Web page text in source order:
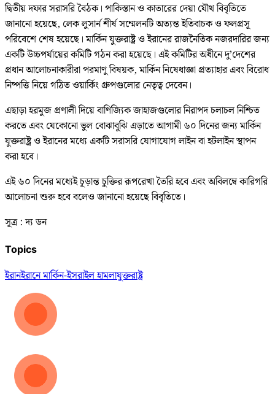
দ্বিতীয় দফার সরাসরি বৈঠক। পাকিস্তান ও কাতারের দেয়া যৌথ বিবৃতিতে
জানানো হয়েছে, লেক লুসার্ন শীর্ষ সম্মেলনটি অত্যন্ত ইতিবাচক ও ফলপ্রসূ
পরিবেশে শেষ হয়েছে। মার্কিন যুক্তরাষ্ট্র ও ইরানের রাজনৈতিক নজরদারির জন্য
একটি উচ্চপর্যায়ের কমিটি গঠন করা হয়েছে। এই কমিটির অধীনে দু’দেশের
প্রধান আলোচনাকারীরা পরমাণু বিষয়ক, মার্কিন নিষেধাজ্ঞা প্রত্যাহার এবং বিরোধ
নিষ্পত্তি নিয়ে গঠিত ওয়ার্কিং গ্রুপগুলোর নেতৃত্ব দেবেন।
এছাড়া হরমুজ প্রণালী দিয়ে বাণিজ্যিক জাহাজগুলোর নিরাপদ চলাচল নিশ্চিত
করতে এবং যেকোনো ভুল বোঝাবুঝি এড়াতে আগামী ৬০ দিনের জন্য মার্কিন
যুক্তরাষ্ট্র ও ইরানের মধ্যে একটি সরাসরি যোগাযোগ লাইন বা হটলাইন স্থাপন
করা হবে।
এই ৬০ দিনের মধ্যেই চূড়ান্ত চুক্তির রূপরেখা তৈরি হবে এবং অবিলম্বে কারিগরি
আলোচনা শুরু হবে বলেও জানানো হয়েছে বিবৃতিতে।
সূত্র : দ্য ডন
Topics
ইরানইরানে মার্কিন-ইসরাইল হামলাযুক্তরাষ্ট্র